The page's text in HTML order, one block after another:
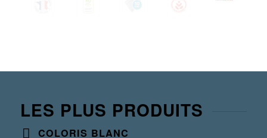
LES PLUS PRODUITS
COLORIS BLANC